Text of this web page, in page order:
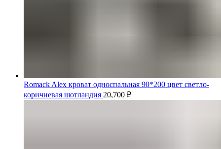
Romack Alex кроват односпальная 90*200 цвет светло-
коричневая шотландия 20,700 ₽